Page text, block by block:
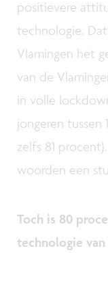
positievere
technologie.
Vlamingen het
van de
in volle
jongeren tussen
zelfs 81
woorden een
Toch is 80
technologie